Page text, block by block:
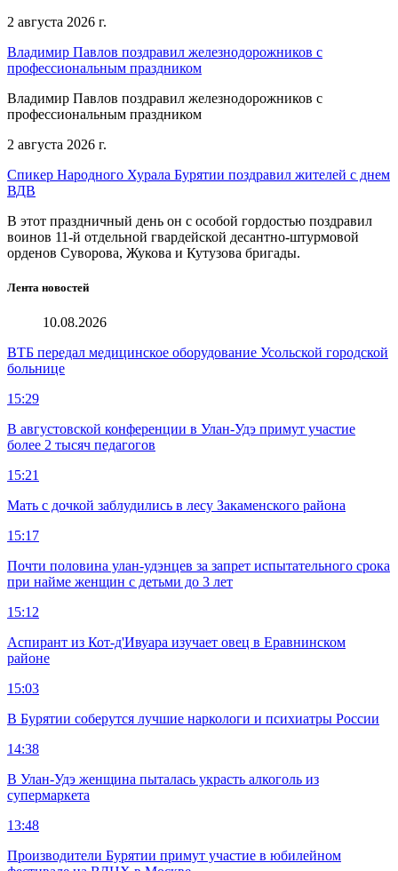
2 августа 2026 г.
Владимир Павлов поздравил железнодорожников с
профессиональным праздником
Владимир Павлов поздравил железнодорожников с
профессиональным праздником
2 августа 2026 г.
Спикер Народного Хурала Бурятии поздравил жителей с днем
ВДВ
В этот праздничный день он с особой гордостью поздравил
воинов 11-й отдельной гвардейской десантно-штурмовой
орденов Суворова, Жукова и Кутузова бригады.
Лента новостей
10.08.2026
ВТБ передал медицинское оборудование Усольской городской
больнице
15:29
В августовской конференции в Улан-Удэ примут участие
более 2 тысяч педагогов
15:21
Мать с дочкой заблудились в лесу Закаменского района
15:17
Почти половина улан-удэнцев за запрет испытательного срока
при найме женщин с детьми до 3 лет
15:12
Аспирант из Кот-д'Ивуара изучает овец в Еравнинском
районе
15:03
В Бурятии соберутся лучшие наркологи и психиатры России
14:38
В Улан-Удэ женщина пыталась украсть алкоголь из
супермаркета
13:48
Производители Бурятии примут участие в юбилейном